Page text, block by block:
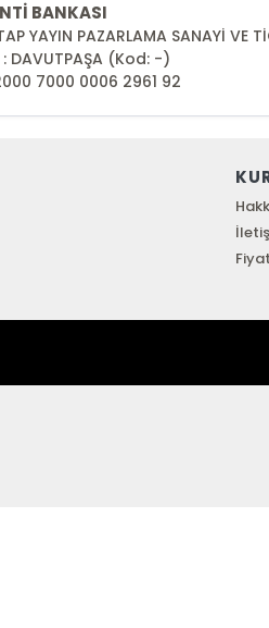
BANKASI
YAYIN PAZARLAMA SANAYİ VE
: DAVUTPAŞA (Kod: -)
7000 0006 2961 92